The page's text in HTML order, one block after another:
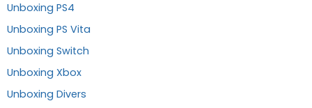
Unboxing PS4
Unboxing PS Vita
Unboxing Switch
Unboxing Xbox
Unboxing Divers